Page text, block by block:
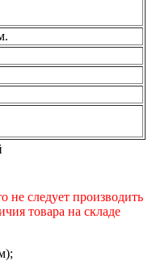
следует производить
товара на складе